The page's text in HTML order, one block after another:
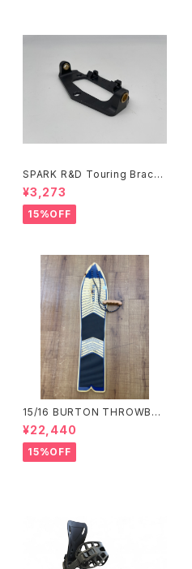
SPARK R&D Touring Brack
et
¥3,273
15%OFF
15/16 BURTON THROWBAC
K 100
¥22,440
15%OFF